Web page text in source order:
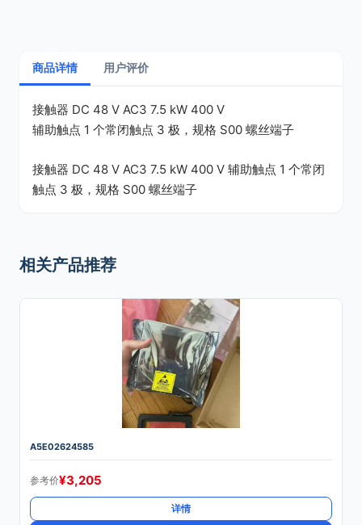
商品详情 用户评价
接触器 DC 48 V AC3 7.5 kW 400 V
辅助触点 1 个常闭触点 3 极，规格 S00 螺丝端子
接触器 DC 48 V AC3 7.5 kW 400 V 辅助触点 1 个常闭
触点 3 极，规格 S00 螺丝端子
相关产品推荐
A5E02624585
参考价¥3,205
详情